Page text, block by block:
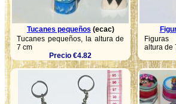
Tucanes pequeños (ecac)
Tucanes pequeños, la altura de
7 cm
Precio €4.82
Figuras
altura de